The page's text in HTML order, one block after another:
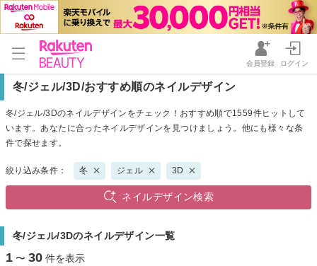
会員登録 ログイン
冬/ジェル/3D/おすすめ順のネイルデザイン
冬/ジェル/3Dのネイルデザインをチェック！おすすめ順で1559件ヒットして
います。あなたに合ったネイルデザインを見つけましょう。他にも様々な条
件で探せます。
絞り込み条件： 冬 ジェル 3D
ネイルデザイン検索
冬/ジェル/3Dのネイルデザイン一覧
1 〜 30 件を表示